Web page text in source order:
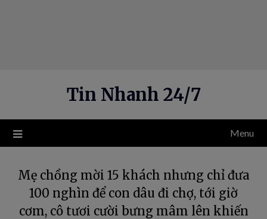
Tin Nhanh 24/7
Menu
Mẹ chồng mời 15 khách nhưng chỉ đưa
100 nghìn để con dâu đi chợ, tới giờ
cơm, cô tươi cười bưng mâm lên khiến